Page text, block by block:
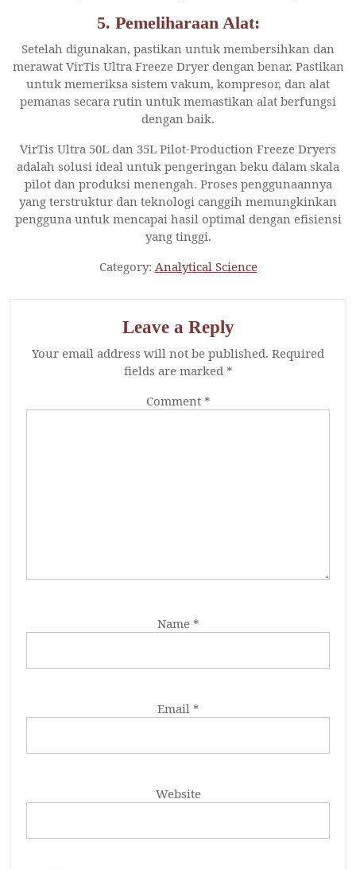
5. Pemeliharaan Alat:
Setelah digunakan, pastikan untuk membersihkan dan
merawat VirTis Ultra Freeze Dryer dengan benar. Pastikan
untuk memeriksa sistem vakum, kompresor, dan alat
pemanas secara rutin untuk memastikan alat berfungsi
dengan baik.
VirTis Ultra 50L dan 35L Pilot-Production Freeze Dryers
adalah solusi ideal untuk pengeringan beku dalam skala
pilot dan produksi menengah. Proses penggunaannya
yang terstruktur dan teknologi canggih memungkinkan
pengguna untuk mencapai hasil optimal dengan efisiensi
yang tinggi.
Category: Analytical Science
Leave a Reply
Your email address will not be published. Required
fields are marked *
Comment *
Name *
Email *
Website